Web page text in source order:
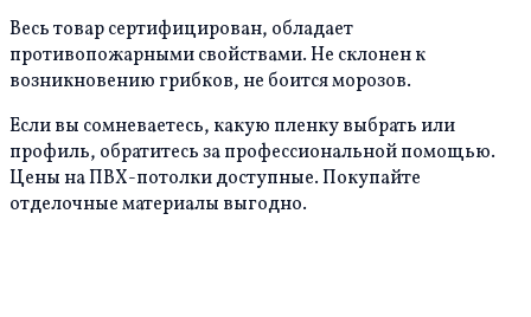
Весь товар сертифицирован, обладает
противопожарными свойствами. Не склонен к
возникновению грибков, не боится морозов.
Если вы сомневаетесь, какую пленку выбрать или
профиль, обратитесь за профессиональной помощью.
Цены на ПВХ-потолки доступные. Покупайте
отделочные материалы выгодно.